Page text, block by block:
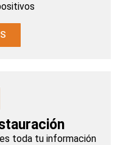
toda tu información